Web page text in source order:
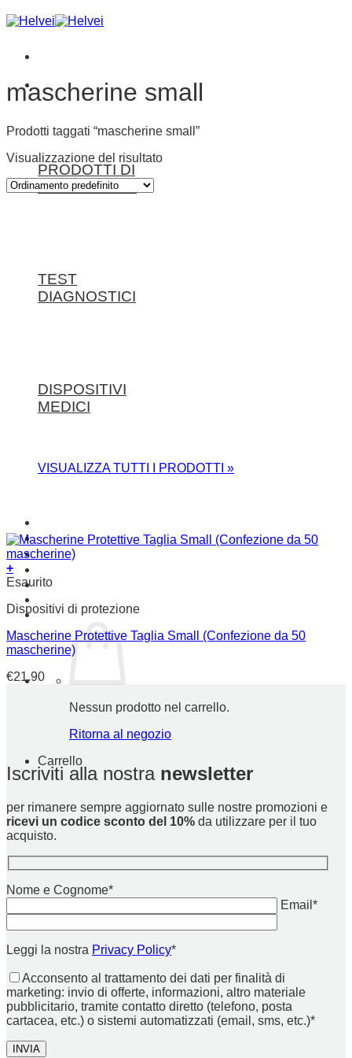
Salta
ai
Prodotti
PRODOTTI DI
PROTEZIONE
TEST
DIAGNOSTICI
DISPOSITIVI
MEDICI
VISUALIZZA TUTTI I PRODOTTI »
Contatti
Dicono di noi
Nessun prodotto nel carrello.
Ritorna al negozio
Carrello
mascherine small
Prodotti taggati “mascherine small”
Visualizzazione del risultato
+
Questo
prodotto
ha
varianti.
Le
possono
prodotto
Esaurito
Dispositivi di protezione
Mascherine Protettive Taglia Small (Confezione da 50
mascherine)
€21.90
Iscriviti alla nostra newsletter
per rimanere sempre aggiornato sulle nostre promozioni e
ricevi un codice sconto del 10% da utilizzare per il tuo
acquisto.
Nome e Cognome*
Email*
Leggi la nostra Privacy Policy*
Acconsento al trattamento dei dati per finalità di
marketing: invio di offerte, informazioni, altro materiale
pubblicitario, tramite contatto diretto (telefono, posta
cartacea, etc.) o sistemi automatizzati (email, sms, etc.)*